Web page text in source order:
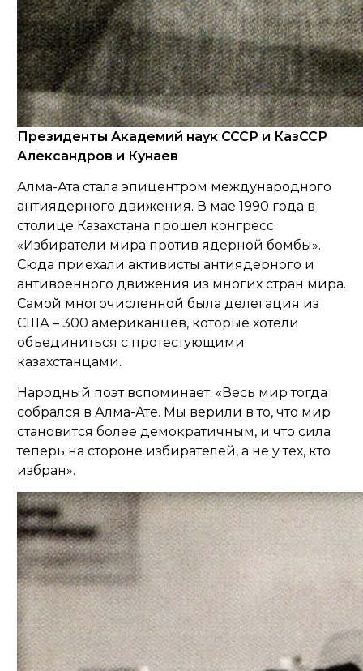
Президенты Академий наук СССР и КазССР
Александров и Кунаев
Алма-Ата стала эпицентром международного
антиядерного движения. В мае 1990 года в
столице Казахстана прошел конгресс
«Избиратели мира против ядерной бомбы».
Сюда приехали активисты антиядерного и
антивоенного движения из многих стран мира.
Самой многочисленной была делегация из
США – 300 американцев, которые хотели
объединиться с протестующими
казахстанцами.
Народный поэт вспоминает: «Весь мир тогда
собрался в Алма-Ате. Мы верили в то, что мир
становится более демократичным, и что сила
теперь на стороне избирателей, а не у тех, кто
избран».